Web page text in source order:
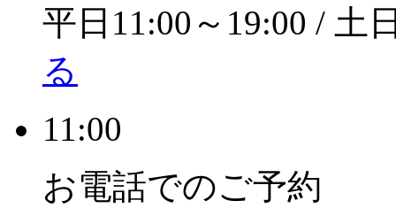
平日11:00～19:00 / 土
る
11:00
お電話でのご予約